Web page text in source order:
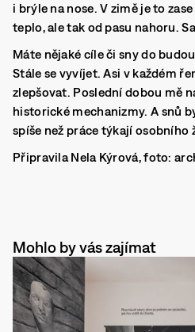
i brýle na nose. V zimě je to
teplo, ale tak od pasu nahoru.
Máte nějaké cíle či sny do
Stále se vyvíjet. Asi v každém
zlepšovat. Poslední dobou mě
historické mechanizmy. A snů
spíše než práce týkají osobního
Připravila Nela Kýrová, foto:
Mohlo by vás zajímat